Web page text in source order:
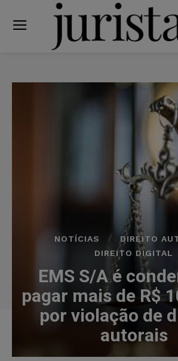
NOTÍCIAS
DIREITO
DIREITO DIGITAL
EMS S/A é
pagar mais de R$
por violação de
autorais